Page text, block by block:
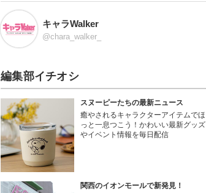
キャラWalker
@chara_walker_
編集部イチオシ
スヌーピーたちの最新ニュース
癒やされるキャラクターアイテムでほ
っと一息つこう！かわいい最新グッズ
やイベント情報を毎日配信
関西のイオンモールで新発見！